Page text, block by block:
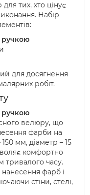
тих, хто цінує
Набір
ручкою
для досягнення
робіт.
ручкою
велюру, що
фарби на
мм, діаметр – 15
комфортно
тривалого часу.
фарб і
стіни, стелі,